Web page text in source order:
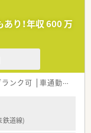
り！年収 600 万
ランク可 車通勤可
鉄道線)